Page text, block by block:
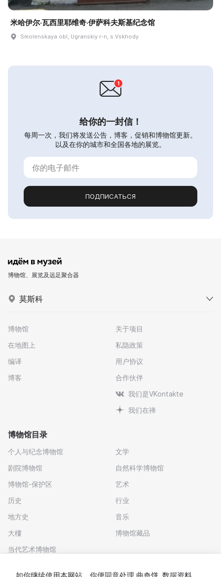
米哈伊尔·瓦西里耶维奇·伊萨科夫斯基纪念馆
Smolenskaya obl, Ugranskiy r-n, s Vskhody
给你的一封信！
每周一次，我们将发送公告，博客，促销和博物馆更新。
以及在你的城市和全国各地的展览。
ПОДПИСАТЬСЯ
博物馆、展览及远足聚合器
莫斯科
博物馆
在地图上
编译
博客
关于项目
私隐政策
用户协议
合作伙伴
我们是VKontakte
我们在禅
博物馆目录
个人与纪念博物馆
剧院博物馆
博物馆-保护区
历史
地方史
大樓
当代艺术博物馆
文学
自然科学博物馆
艺术
行业
音乐
博物馆藏品